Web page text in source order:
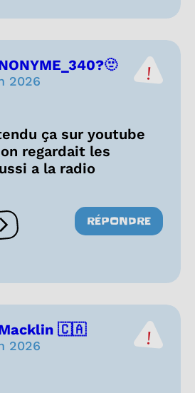
2026
ça sur youtube
regardait les
a la radio
Ouvrir les réactions
RÉPONDRE
🇨🇦
2026